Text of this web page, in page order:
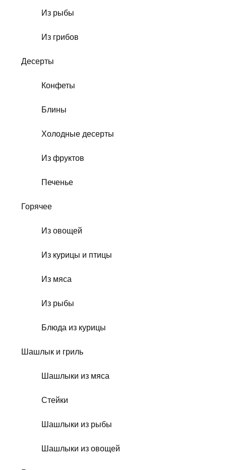
Из рыбы
Из грибов
Десерты
Конфеты
Блины
Холодные десерты
Из фруктов
Печенье
Горячее
Из овощей
Из курицы и птицы
Из мяса
Из рыбы
Блюда из курицы
Шашлык и гриль
Шашлыки из мяса
Стейки
Шашлыки из рыбы
Шашлыки из овощей